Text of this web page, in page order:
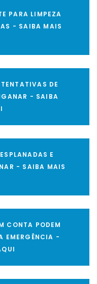
PARA LIMPEZA
- SAIBA MAIS
DE
- SAIBA
E
- SAIBA MAIS
CONTA PODEM
EMERGÊNCIA -